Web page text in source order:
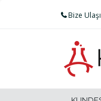
Bize